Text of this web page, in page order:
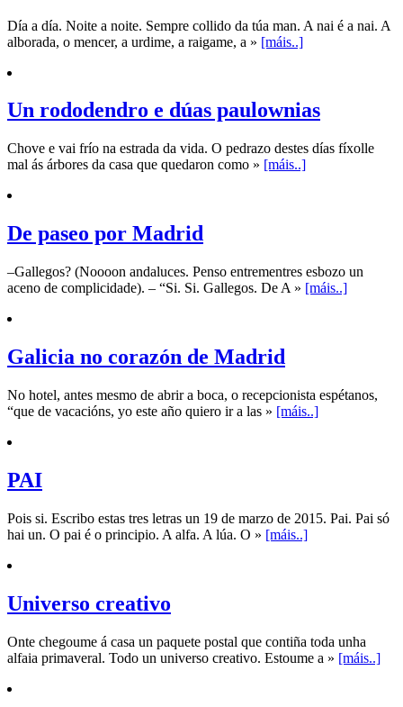
Día a día. Noite a noite. Sempre collido da túa man. A nai é a nai. A
alborada, o mencer, a urdime, a raigame, a » [máis..]
Un rododendro e dúas paulownias
Chove e vai frío na estrada da vida. O pedrazo destes días fíxolle
mal ás árbores da casa que quedaron como » [máis..]
De paseo por Madrid
–Gallegos? (Noooon andaluces. Penso entrementres esbozo un
aceno de complicidade). – “Si. Si. Gallegos. De A » [máis..]
Galicia no corazón de Madrid
No hotel, antes mesmo de abrir a boca, o recepcionista espétanos,
“que de vacacións, yo este año quiero ir a las » [máis..]
PAI
Pois si. Escribo estas tres letras un 19 de marzo de 2015. Pai. Pai só
hai un. O pai é o principio. A alfa. A lúa. O » [máis..]
Universo creativo
Onte chegoume á casa un paquete postal que contiña toda unha
alfaia primaveral. Todo un universo creativo. Estoume a » [máis..]